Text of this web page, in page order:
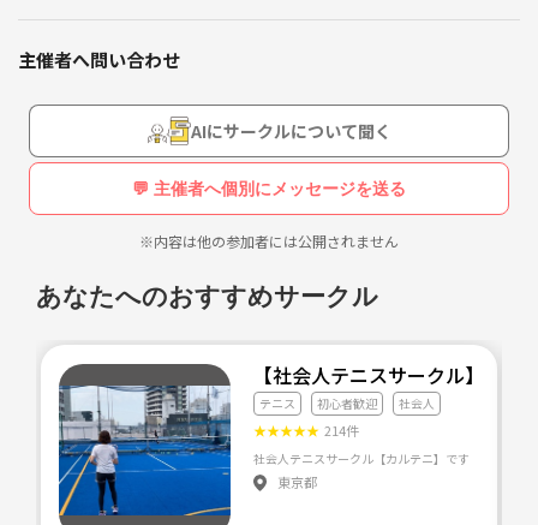
主催者へ問い合わせ
AIにサークルについて聞く
💬 主催者へ個別にメッセージを送る
※内容は他の参加者には公開されません
あなたへのおすすめサークル
【社会人テニスサークル】カル
テニス 初心者歓迎 社会人
★★★★★ 214件
東京都